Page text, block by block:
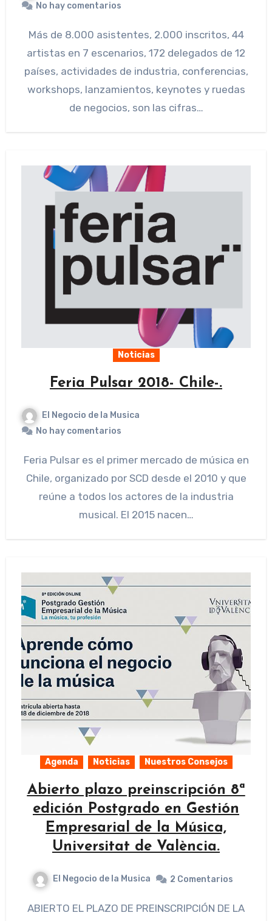
No hay comentarios
Más de 8.000 asistentes, 2.000 inscritos, 44
artistas en 7 escenarios, 172 delegados de 12
países, actividades de industria, conferencias,
workshops, lanzamientos, keynotes y ruedas
de negocios, son las cifras…
Noticias
Feria Pulsar 2018- Chile-.
El Negocio de la Musica
No hay comentarios
Feria Pulsar es el primer mercado de música en
Chile, organizado por SCD desde el 2010 y que
reúne a todos los actores de la industria
musical. El 2015 nacen…
Agenda Noticias Nuestros Consejos
Abierto plazo preinscripción 8ª
edición Postgrado en Gestión
Empresarial de la Música,
Universitat de València.
El Negocio de la Musica 2 Comentarios
ABIERTO EL PLAZO DE PREINSCRIPCIÓN DE LA